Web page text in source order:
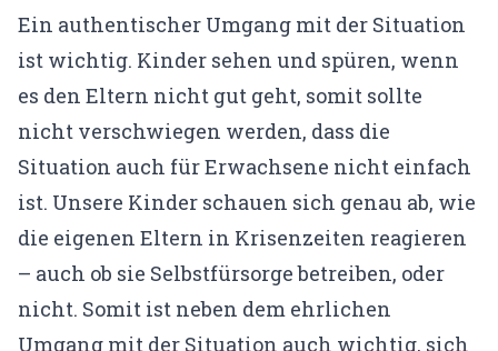
Ein authentischer Umgang mit der Situation
ist wichtig. Kinder sehen und spüren, wenn
es den Eltern nicht gut geht, somit sollte
nicht verschwiegen werden, dass die
Situation auch für Erwachsene nicht einfach
ist. Unsere Kinder schauen sich genau ab, wie
die eigenen Eltern in Krisenzeiten reagieren
– auch ob sie Selbstfürsorge betreiben, oder
nicht. Somit ist neben dem ehrlichen
Umgang mit der Situation auch wichtig, sich